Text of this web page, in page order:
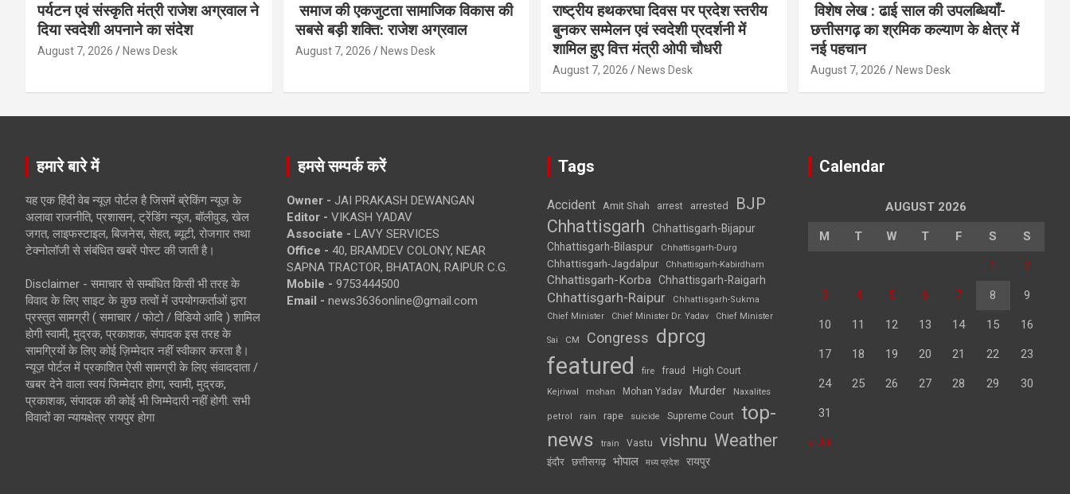
पर्यटन एवं संस्कृति मंत्री राजेश अग्रवाल ने
दिया स्वदेशी अपनाने का संदेश
August 7, 2026 News Desk
समाज की एकजुटता सामाजिक विकास की
सबसे बड़ी शक्ति: राजेश अग्रवाल
August 7, 2026 News Desk
राष्ट्रीय हथकरघा दिवस पर प्रदेश स्तरीय
बुनकर सम्मेलन एवं स्वदेशी प्रदर्शनी में
शामिल हुए वित्त मंत्री ओपी चौधरी
August 7, 2026 News Desk
विशेष लेख : ढाई साल की उपलब्धियाँ-
छत्तीसगढ़ का श्रमिक कल्याण के क्षेत्र में
नई पहचान
August 7, 2026 News Desk
हमारे बारे में
यह एक हिंदी वेब न्यूज़ पोर्टल है जिसमें ब्रेकिंग न्यूज़ के
अलावा राजनीति, प्रशासन, ट्रेंडिंग न्यूज, बॉलीवुड, खेल
जगत, लाइफस्टाइल, बिजनेस, सेहत, ब्यूटी, रोजगार तथा
टेक्नोलॉजी से संबंधित खबरें पोस्ट की जाती है।
Disclaimer - समाचार से सम्बंधित किसी भी तरह के
विवाद के लिए साइट के कुछ तत्वों में उपयोगकर्ताओं द्वारा
प्रस्तुत सामग्री ( समाचार / फोटो / विडियो आदि ) शामिल
होगी स्वामी, मुद्रक, प्रकाशक, संपादक इस तरह के
सामग्रियों के लिए कोई ज़िम्मेदार नहीं स्वीकार करता है।
न्यूज़ पोर्टल में प्रकाशित ऐसी सामग्री के लिए संवाददाता /
खबर देने वाला स्वयं जिम्मेदार होगा, स्वामी, मुद्रक,
प्रकाशक, संपादक की कोई भी जिम्मेदारी नहीं होगी. सभी
विवादों का न्यायक्षेत्र रायपुर होगा
हमसे सम्पर्क करें
Owner - JAI PRAKASH DEWANGAN
Editor - VIKASH YADAV
Associate - LAVY SERVICES
Office - 40, BRAMDEV COLONY, NEAR
SAPNA TRACTOR, BHATAON, RAIPUR C.G.
Mobile - 9753444500
Email - news3636online@gmail.com
Tags
Accident Amit Shah arrest arrested BJP
Chhattisgarh
Chhattisgarh-Bijapur
Chhattisgarh-Bilaspur
Chhattisgarh-Durg
Chhattisgarh-Jagdalpur Chhattisgarh-Kabirdham
Chhattisgarh-Korba Chhattisgarh-Raigarh
Chhattisgarh-Raipur
Chhattisgarh-Sukma
Chief Minister
Chief Minister Dr. Yadav Chief Minister
Sai CM Congress dprcg
featured fire fraud High Court
Kejriwal mohan Mohan Yadav Murder Naxalites
petrol rain rape suicide Supreme Court top-
news
train Vastu vishnu Weather
इंदौर छत्तीसगढ़ भोपाल मध्य प्रदेश रायपुर
Calendar
AUGUST 2026
M T W T F S S
1 2
3 4 5 6 7 8 9
10 11 12 13 14 15 16
17 18 19 20 21 22 23
24 25 26 27 28 29 30
31
« Jul